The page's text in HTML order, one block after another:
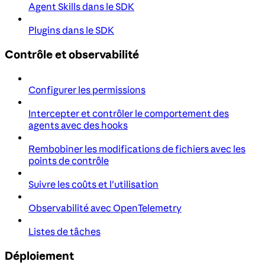
Agent Skills dans le SDK
Plugins dans le SDK
Contrôle et observabilité
Configurer les permissions
Intercepter et contrôler le comportement des
agents avec des hooks
Rembobiner les modifications de fichiers avec les
points de contrôle
Suivre les coûts et l'utilisation
Observabilité avec OpenTelemetry
Listes de tâches
Déploiement